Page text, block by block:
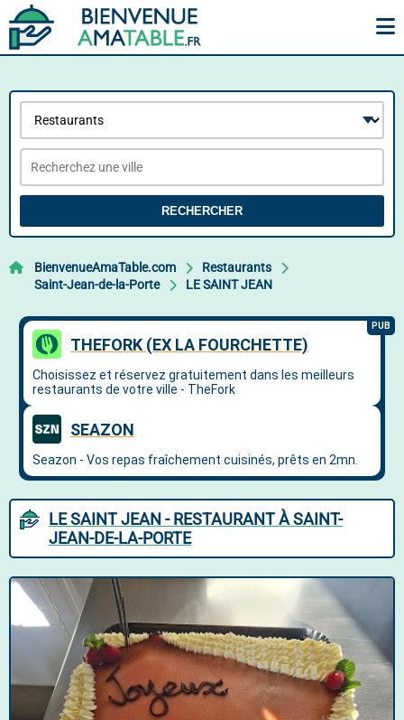
RECHERCHER
BienvenueAmaTable.com
Restaurants
Saint-Jean-de-la-Porte
LE SAINT JEAN
LE SAINT JEAN - RESTAURANT À SAINT-
JEAN-DE-LA-PORTE